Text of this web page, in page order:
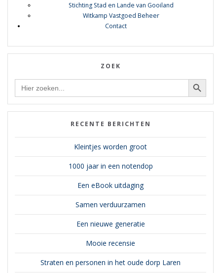
Stichting Stad en Lande van Gooiland
Witkamp Vastgoed Beheer
Contact
ZOEK
Zoek Zoekknop
RECENTE BERICHTEN
Kleintjes worden groot
1000 jaar in een notendop
Een eBook uitdaging
Samen verduurzamen
Een nieuwe generatie
Mooie recensie
Straten en personen in het oude dorp Laren